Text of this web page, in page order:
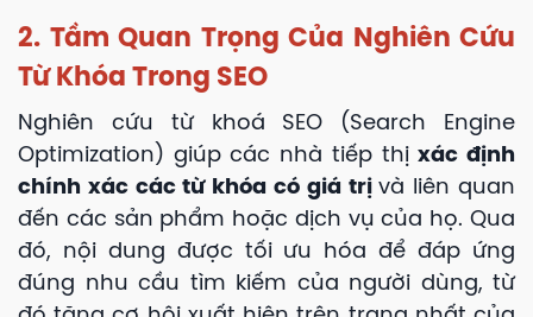
2. Tầm Quan Trọng Của Nghiên Cứu
Từ Khóa Trong SEO
Nghiên cứu từ khoá SEO (Search Engine
Optimization) giúp các nhà tiếp thịxác định
chính xác các từ khóa có giá trịvà liên quan
đến các sản phẩm hoặc dịch vụ của họ. Qua
đó, nội dung được tối ưu hóa để đáp ứng
đúng nhu cầu tìm kiếm của người dùng, từ